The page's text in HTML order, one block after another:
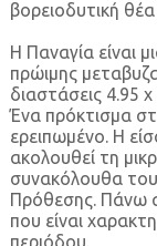
βορειοδυτική
Η Παναγία είναι
πρώιμης
διαστάσεις 4.95
Ένα πρόκτισμα
ερειπωμένο. Η
ακολουθεί τη
συνακόλουθα
Πρόθεσης. Πάνω
που είναι
περιόδου.